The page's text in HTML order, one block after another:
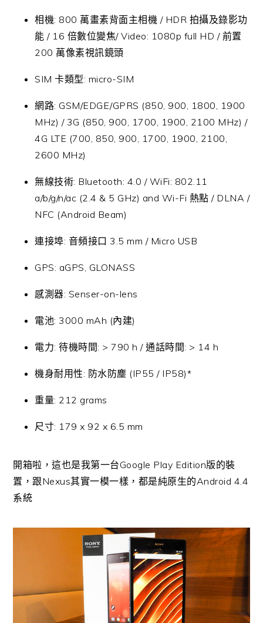
相機: 800 萬畫素背面主相機 / HDR 拍攝及錄影功
能 / 16 倍數位變焦/ Video: 1080p full HD / 前置
200 萬像素視訊鏡頭
SIM 卡類型: micro-SIM
網路: GSM/EDGE/GPRS (850, 900, 1800, 1900
MHz) / 3G (850, 900, 1700, 1900, 2100 MHz) /
4G LTE (700, 850, 900, 1700, 1900, 2100,
2600 MHz)
無線技術: Bluetooth: 4.0 / WiFi: 802.11
a/b/g/n/ac (2.4 & 5 GHz) and Wi-Fi 熱點 / DLNA /
NFC (Android Beam)
連接埠: 音頻接口 3.5 mm / Micro USB
GPS: aGPS, GLONASS
感測器: Senser-on-lens
電池: 3000 mAh (內建)
電力: 待機時間: > 790 h / 通話時間: > 14 h
機身耐用性: 防水防塵 (IP55 / IP58)*
重量: 212 grams
尺寸: 179 x 92 x 6.5 mm
開箱啦，這也是我第一台Google Play Edition版的裝
置，跟Nexus其實一模一樣，都是純原生的Android 4.4
系統